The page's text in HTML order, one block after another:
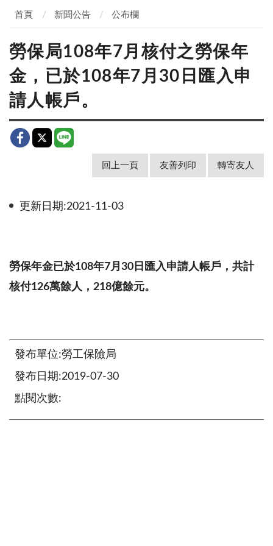
首頁 新聞公告 公布欄
勞保局108年7月核付之勞保年
金，已於108年7月30日匯入申
請人帳戶。
回上一頁 友善列印 轉寄友人
更新日期:2021-11-03
勞保年金已於108年7月 30 日匯入申請人帳戶，共計
核付126萬餘人， 218億餘元。
發布單位:勞工保險局
發布日期:2019-07-30
點閱次數: